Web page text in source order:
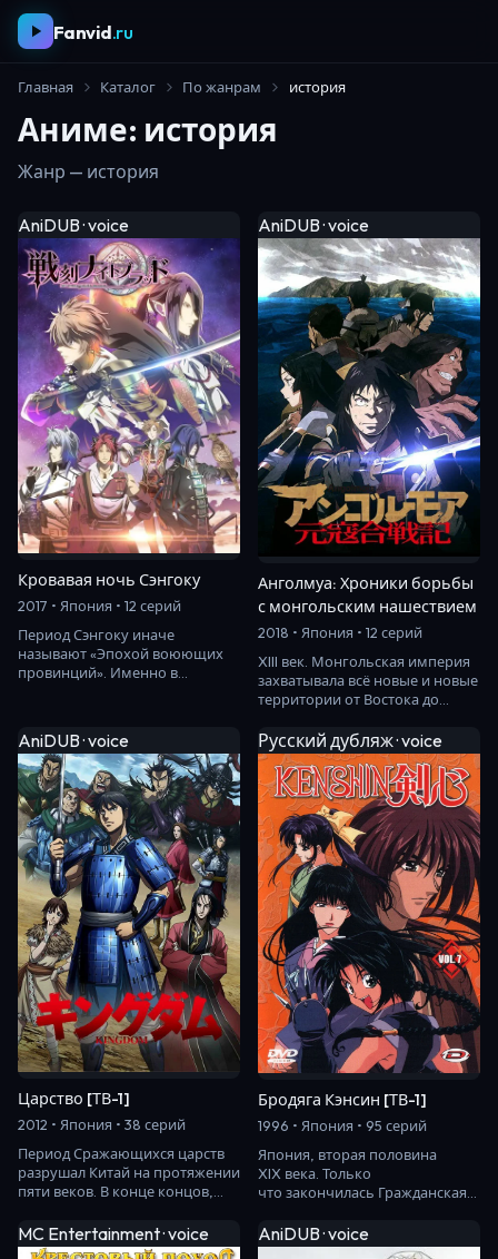
Fanvid.ru
Главная Каталог По жанрам история
Аниме: история
Жанр — история
AniDUB · voice
Кровавая ночь Сэнгоку
2017 • Япония • 12 серий
Период Сэнгоку иначе
называют «Эпохой воюющих
провинций». Именно в
AniDUB · voice
Анголмуа: Хроники борьбы
с монгольским нашествием
2018 • Япония • 12 серий
XIII век. Монгольская империя
захватывала всё новые и новые
территории от Востока до
историки, изуча…
AniDUB · voice
Царство [ТВ-1]
2012 • Япония • 38 серий
Период Сражающихся царств
разрушал Китай на протяжении
пяти веков. В конце концов,
государств вышли…
Русский дубляж · voice
Бродяга Кэнсин [ТВ-1]
1996 • Япония • 95 серий
Япония, вторая половина
XIX века. Только
что закончилась Гражданская
проимперская партия
победила сторо…
MC Entertainment · voice AniDUB · voice